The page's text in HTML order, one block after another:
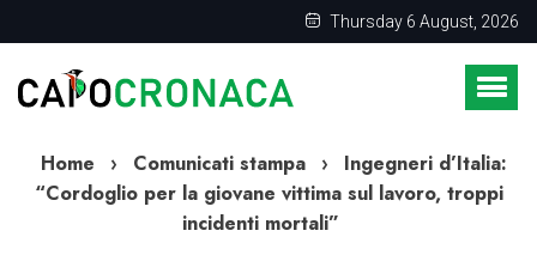
Thursday 6 August, 2026
Home › Comunicati stampa ›
Ingegneri d’Italia:
“Cordoglio per la giovane vittima sul lavoro, troppi
incidenti mortali”